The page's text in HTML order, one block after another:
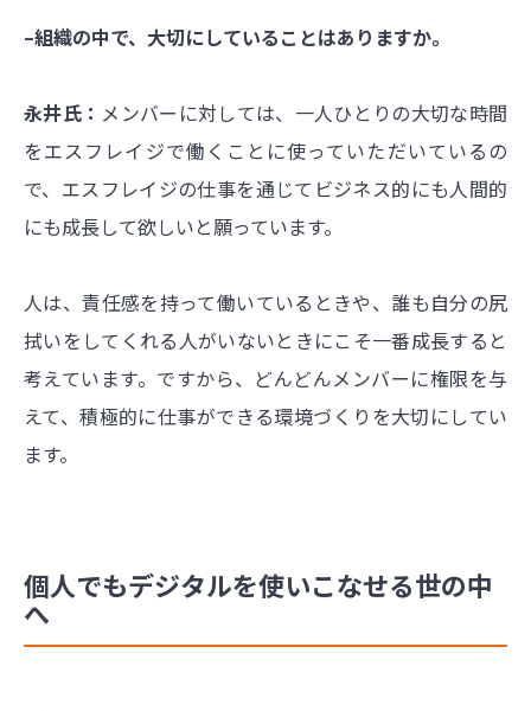
–組織の中で、大切にしていることはありますか。
永井氏： メンバーに対しては、一人ひとりの大切な時間
をエスフレイジで働くことに使っていただいているの
で、エスフレイジの仕事を通じてビジネス的にも人間的
にも成長して欲しいと願っています。
人は、責任感を持って働いているときや、誰も自分の尻
拭いをしてくれる人がいないときにこそ一番成長すると
考えています。ですから、どんどんメンバーに権限を与
えて、積極的に仕事ができる環境づくりを大切にしてい
ます。
個人でもデジタルを使いこなせる世の中
へ